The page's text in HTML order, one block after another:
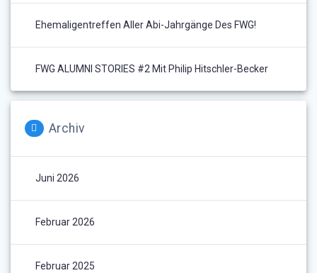
Ehemaligentreffen Aller Abi-Jahrgänge Des FWG!
FWG ALUMNI STORIES #2 Mit Philip Hitschler-Becker
Archiv
Juni 2026
Februar 2026
Februar 2025